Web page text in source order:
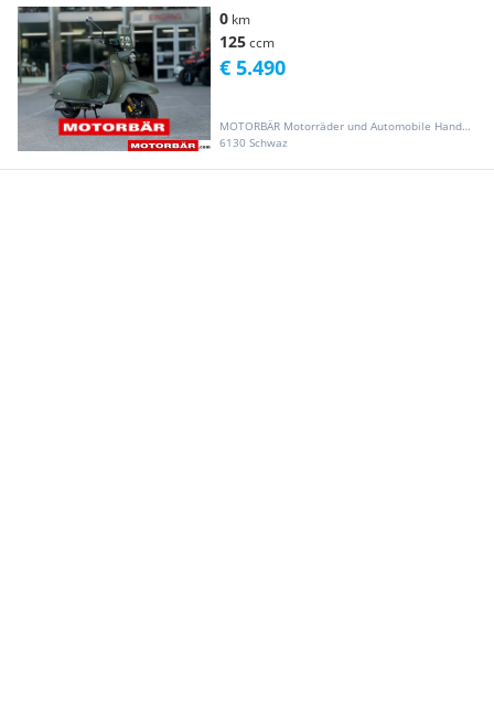
0 km
125ccm
MOTORBÄR Motorräder und Automobile Handelsgesellschaft m.b.H.
6130 Schwaz
€ 5.490